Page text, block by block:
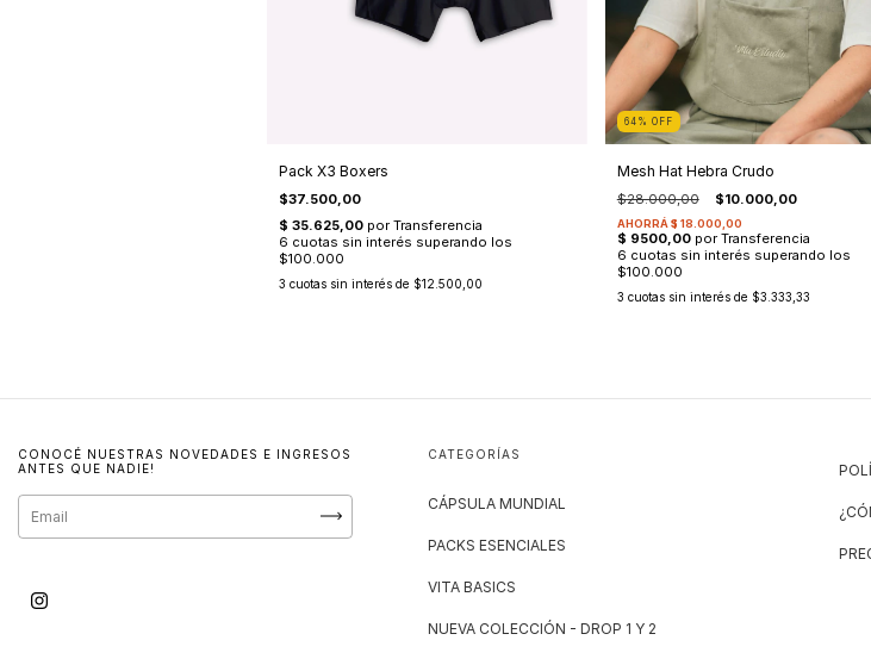
Pack X3 Boxers
$37.500,00
3 cuotas sin interés de $12.500,00
64 % OFF
Mesh Hat Hebra Crudo
$28.000,00 $10.000,00
3 cuotas sin interés de $3.333,33
CONOCÉ NUESTRAS NOVEDADES E INGRESOS
ANTES QUE NADIE!
CATEGORÍAS
CÁPSULA MUNDIAL
PACKS ESENCIALES
VITA BASICS
NUEVA COLECCIÓN - DROP 1 Y 2